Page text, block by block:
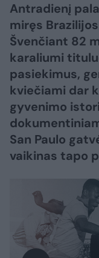
Antradienį
miręs
Švenčiant 82
karaliumi
pasiekimus,
kviečiami dar
gyvenimo
San Paulo
vaikinas tapo